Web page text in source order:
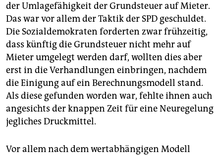
der Umlagefähigkeit der Grundsteuer auf Mieter.
Das war vor allem der Taktik der SPD geschuldet.
Die Sozialdemokraten forderten zwar frühzeitig,
dass künftig die Grundsteuer nicht mehr auf
Mieter umgelegt werden darf, wollten dies aber
erst in die Verhandlungen einbringen, nachdem
die Einigung auf ein Berechnungsmodell stand.
Als diese gefunden worden war, fehlte ihnen auch
angesichts der knappen Zeit für eine Neuregelung
jegliches Druckmittel.
Vor allem nach dem wertabhängigen Modell